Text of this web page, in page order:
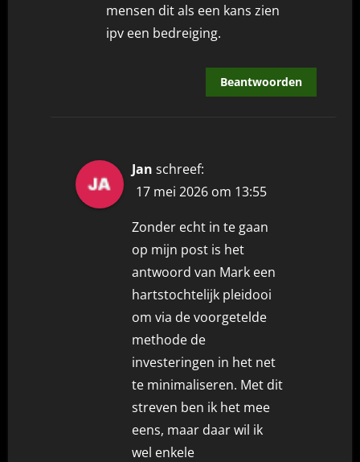
mensen dit als een kans zien
ipv een bedreiging.
Beantwoorden
Jan schreef:
17 mei 2026 om 13:55
Zonder echt in te gaan
op mijn post is het
antwoord van Mark een
hartstochtelijk pleidooi
om via de voorgetelde
methode de
investeringen in het net
te minimaliseren. Met dit
streven ben ik het mee
eens, maar daar wil ik
wel enkele